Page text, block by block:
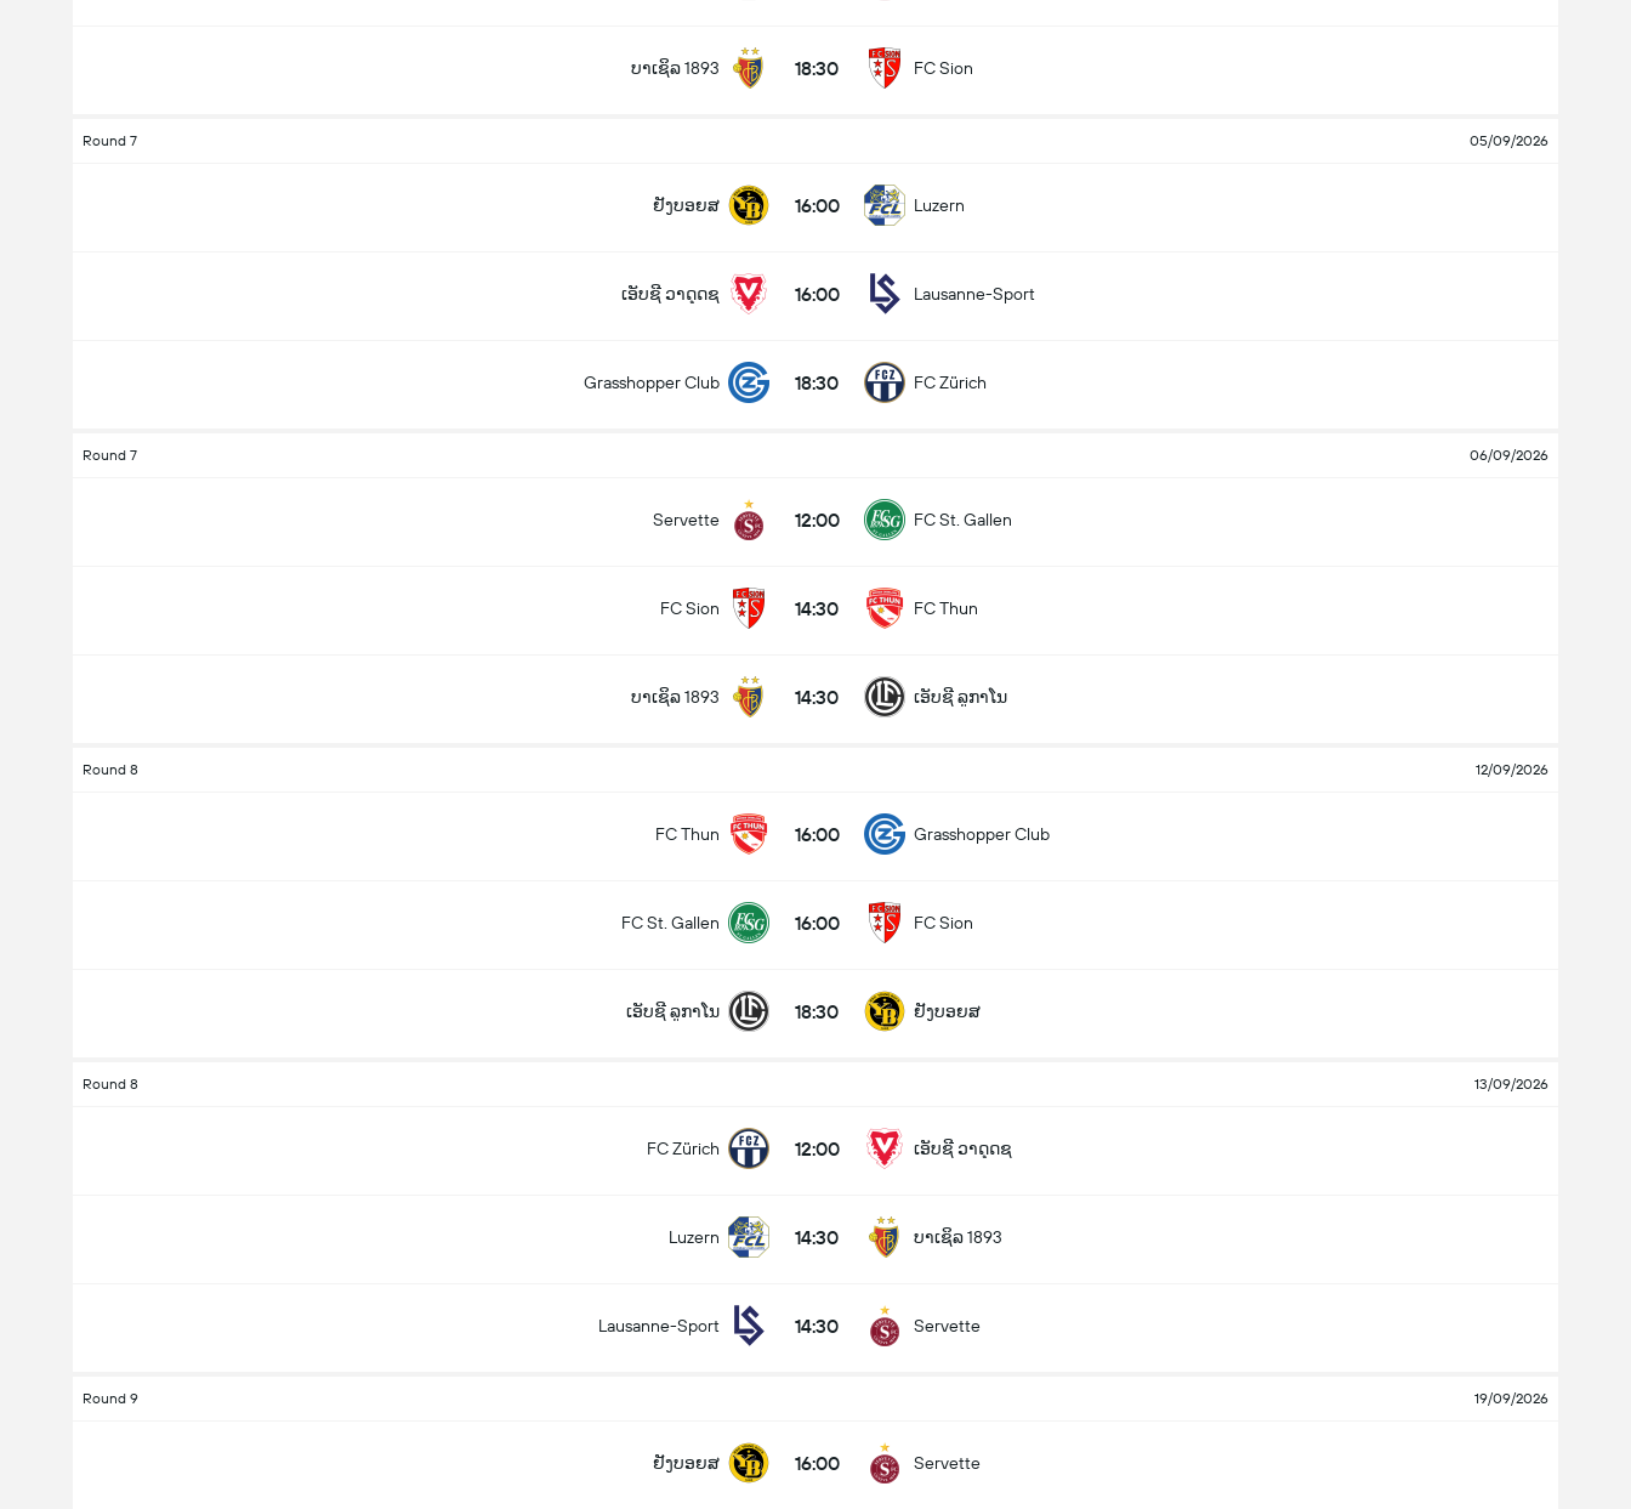
ບາເຊິລ 1893 18:30 FC Sion
Round 7 05/09/2026
ຢັງບອຍສ 16:00 Luzern
ເອັບຊີ ວາດຸດຊ 16:00 Lausanne-Sport
Grasshopper Club 18:30 FC Zürich
Round 7 06/09/2026
Servette 12:00 FC St. Gallen
FC Sion 14:30 FC Thun
ບາເຊິລ 1893 14:30 ເອັບຊີ ລູກາໂນ
Round 8 12/09/2026
FC Thun 16:00 Grasshopper Club
FC St. Gallen 16:00 FC Sion
ເອັບຊີ ລູກາໂນ 18:30 ຢັງບອຍສ
Round 8 13/09/2026
FC Zürich 12:00 ເອັບຊີ ວາດຸດຊ
Luzern 14:30 ບາເຊິລ 1893
Lausanne-Sport 14:30 Servette
Round 9 19/09/2026
ຢັງບອຍສ 16:00 Servette